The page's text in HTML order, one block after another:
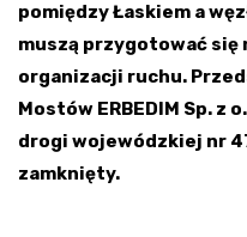
pomiędzy Łaskiem a
muszą przygotować się
organizacji ruchu.
Mostów ERBEDIM Sp. z
drogi wojewódzkiej nr
zamknięty.